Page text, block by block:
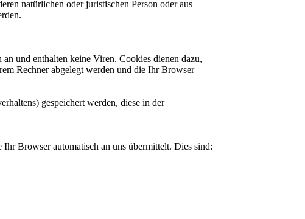
natürlichen oder juristischen Person oder aus
und enthalten keine Viren. Cookies dienen dazu,
Rechner abgelegt werden und die Ihr Browser
gespeichert werden, diese in der
Browser automatisch an uns übermittelt. Dies sind: